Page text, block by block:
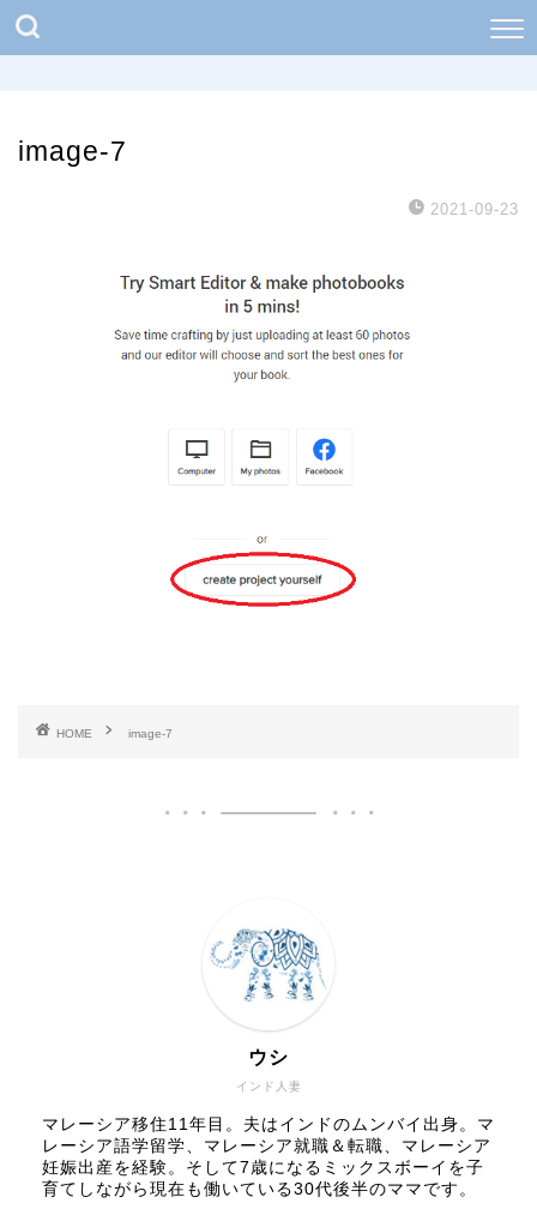
image-7
2021-09-23
HOME image-7
インド人妻
ウシ
マレーシア移住11年目。夫はインドのムンバイ出身。マ
レーシア語学留学、マレーシア就職＆転職、マレーシア
妊娠出産を経験。そして7歳になるミックスボーイを子
育てしながら現在も働いている30代後半のママです。